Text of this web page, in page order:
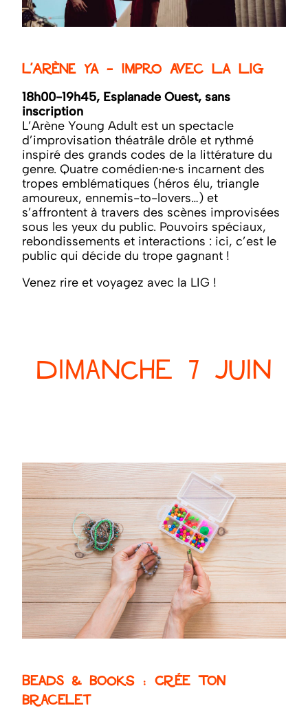
L’Arène YA – Impro avec la LIG
18h00-19h45, Esplanade Ouest, sans
inscription
L’Arène Young Adult est un spectacle
d’improvisation théatrâle drôle et rythmé
inspiré des grands codes de la littérature du
genre. Quatre comédien·ne·s incarnent des
tropes emblématiques (héros élu, triangle
amoureux, ennemis-to-lovers…) et
s’affrontent à travers des scènes improvisées
sous les yeux du public. Pouvoirs spéciaux,
rebondissements et interactions : ici, c’est le
public qui décide du trope gagnant !
Venez rire et voyagez avec la LIG !
DIMANCHE 7 JUIN
Beads & Books : crée ton
bracelet